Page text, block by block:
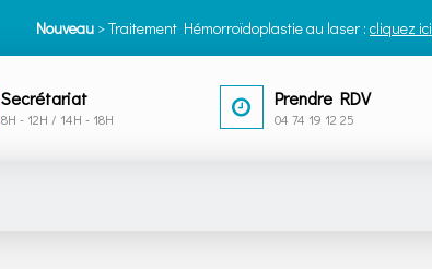
Nouveau > Traitement Hémorroïdoplastie au laser : cliquez ici
Secrétariat
8H - 12H / 14H - 18H
Prendre RDV
04 74 19 12 25